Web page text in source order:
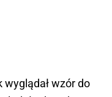
wyglądał wzór do